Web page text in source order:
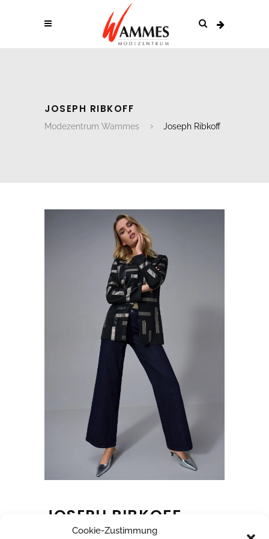
Cookie-Zustimmung
JOSEPH RIBKOFF
Modezentrum Wammes Joseph Ribkoff
JOSEPH RIBKOFF